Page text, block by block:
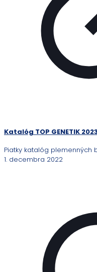
Katalóg TOP GENETIK
Piatky katalóg plemenných
1. decembra 2022